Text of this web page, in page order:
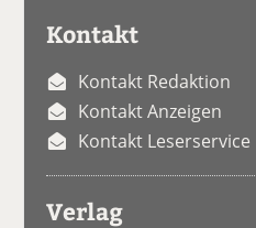
Kontakt
Kontakt Redaktion
Kontakt Anzeigen
Kontakt Leserservice
Verlag